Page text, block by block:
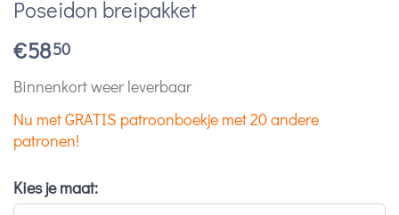
Poseidon breipakket
€5850
Binnenkort weer leverbaar
Nu met GRATIS patroonboekje met 20 andere
patronen!
Kies je maat: